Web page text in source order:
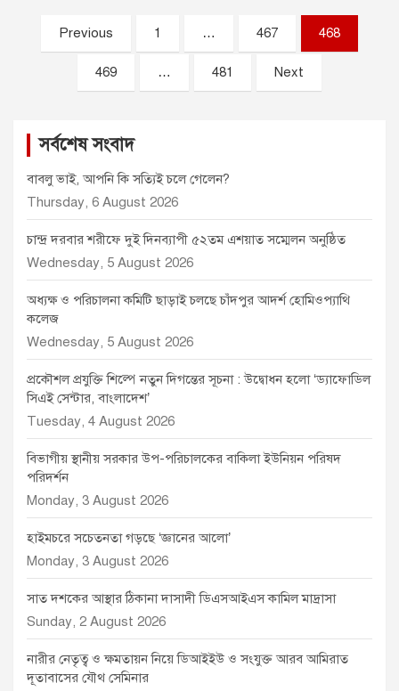
Posts
pagination
Previous 1 … 467 468
469 … 481 Next
সর্বশেষ সংবাদ
বাবলু ভাই, আপনি কি সত্যিই চলে গেলেন?
Thursday, 6 August 2026
চান্দ্র দরবার শরীফে দুই দিনব্যাপী ৫২তম এশয়াত সম্মেলন অনুষ্ঠিত
Wednesday, 5 August 2026
অধ্যক্ষ ও পরিচালনা কমিটি ছাড়াই চলছে চাঁদপুর আদর্শ হোমিওপ্যাথি
কলেজ
Wednesday, 5 August 2026
প্রকৌশল প্রযুক্তি শিল্পে নতুন দিগন্তের সূচনা : উদ্বোধন হলো ‘ড্যাফোডিল
সিএই সেন্টার, বাংলাদেশ’
Tuesday, 4 August 2026
বিভাগীয় স্থানীয় সরকার উপ-পরিচালকের বাকিলা ইউনিয়ন পরিষদ
পরিদর্শন
Monday, 3 August 2026
হাইমচরে সচেতনতা গড়ছে ‘জ্ঞানের আলো’
Monday, 3 August 2026
সাত দশকের আস্থার ঠিকানা দাসাদী ডিএসআইএস কামিল মাদ্রাসা
Sunday, 2 August 2026
নারীর নেতৃত্ব ও ক্ষমতায়ন নিয়ে ডিআইইউ ও সংযুক্ত আরব আমিরাত
দূতাবাসের যৌথ সেমিনার